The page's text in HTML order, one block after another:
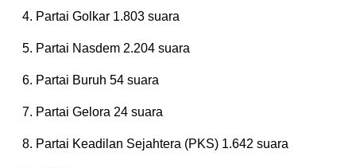
Partai Golkar 1.803 suara
Partai Nasdem 2.204 suara
Partai Buruh 54 suara
Partai Gelora 24 suara
Partai Keadilan Sejahtera (PKS) 1.642 suara